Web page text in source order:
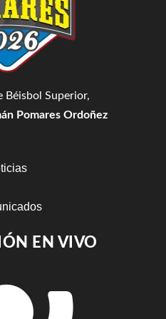
Béisbol Superior,
Pomares Ordoñez
EN VIVO